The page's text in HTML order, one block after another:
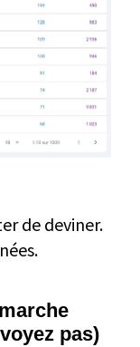
de deviner.
pas)